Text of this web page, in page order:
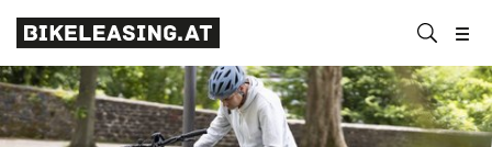
BLS
Bikeleasing-
Service
Österreich
GmbH
Bikeleasing
ist
Ihr
zuverlässiger
https://bikeleasing.at/